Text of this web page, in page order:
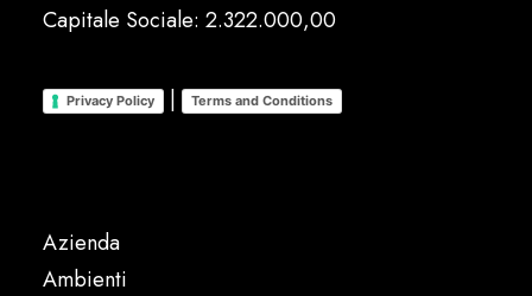
Capitale Sociale: 2.322.000,00
Privacy Policy | Terms and Conditions
Azienda
Ambienti